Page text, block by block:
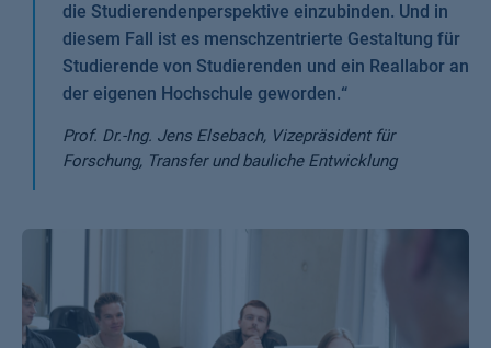
die Studierendenperspektive einzubinden. Und in
diesem Fall ist es menschzentrierte Gestaltung für
Studierende von Studierenden und ein Reallabor an
der eigenen Hochschule geworden.“
Prof. Dr.-Ing. Jens Elsebach, Vizepräsident für
Forschung, Transfer und bauliche Entwicklung